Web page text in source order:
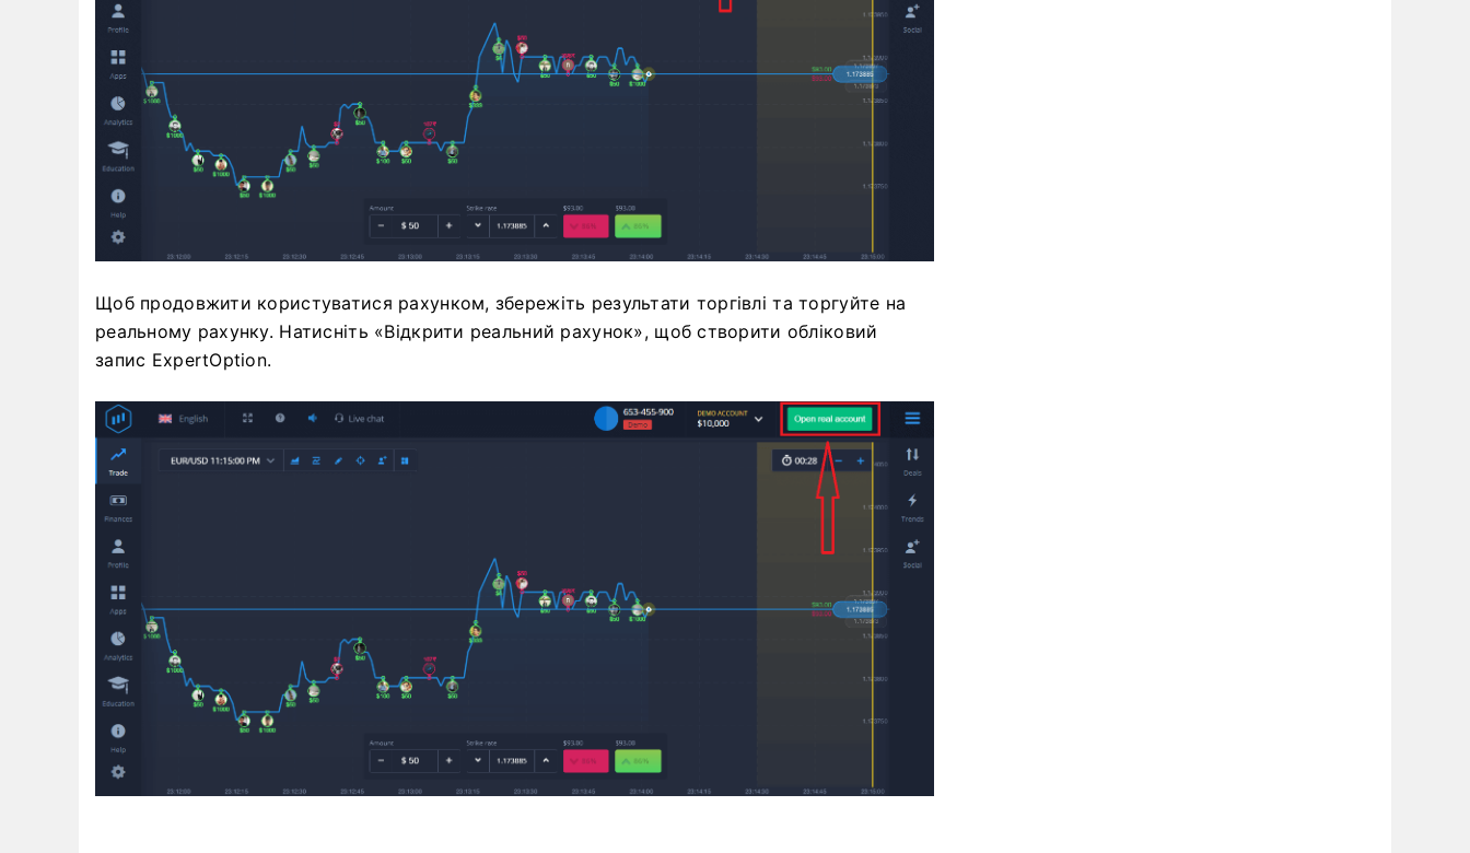
Щоб продовжити користуватися рахунком, збережіть результати торгівлі та торгуйте на
реальному рахунку. Натисніть «Відкрити реальний рахунок», щоб створити обліковий
запис ExpertOption.